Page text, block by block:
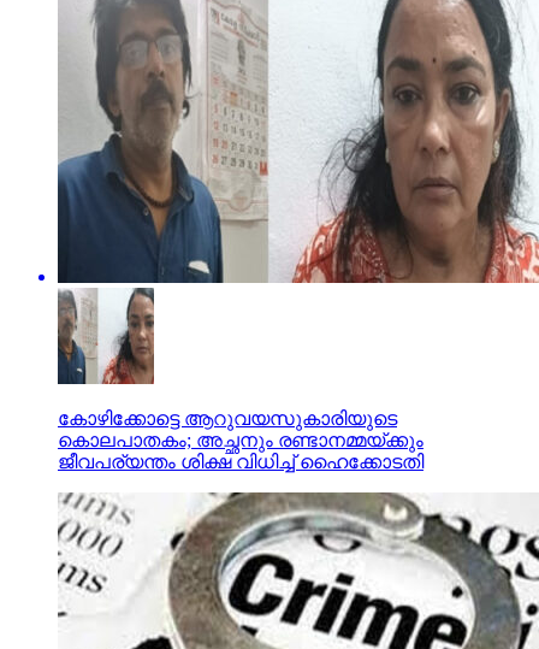
കോഴിക്കോട്ടെ ആറുവയസുകാരിയുടെ
കൊലപാതകം; അച്ഛനും രണ്ടാനമ്മയ്ക്കും
ജീവപര്യന്തം ശിക്ഷ വിധിച്ച് ഹൈക്കോടതി